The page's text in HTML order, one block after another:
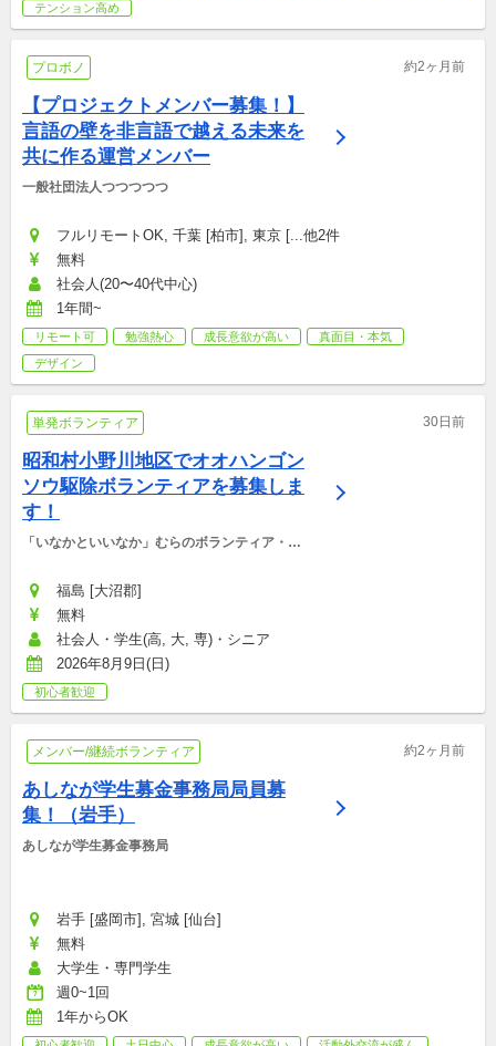
テンション高め
プロボノ 約2ヶ月前
【プロジェクトメンバー募集！】
言語の壁を非言語で越える未来を
共に作る運営メンバー
一般社団法人つつつつつ
フルリモートOK, 千葉 [柏市], 東京 [...他2件
無料
社会人(20〜40代中心)
1年間~
リモート可 勉強熱心 成長意欲が高い
真面目・本気
デザイン
単発ボランティア 30日前
昭和村小野川地区でオオハンゴン
ソウ駆除ボランティアを募集しま
す！
「いなかといいなか」むらのボランティア・マ
福島 [大沼郡]
無料
社会人・学生(高, 大, 専)・シニア
2026年8月9日(日)
初心者歓迎
メンバー/継続ボランティア 約2ヶ月前
あしなが学生募金事務局局員募
集！（岩手）
あしなが学生募金事務局
岩手 [盛岡市], 宮城 [仙台]
無料
大学生・専門学生
週0~1回
1年からOK